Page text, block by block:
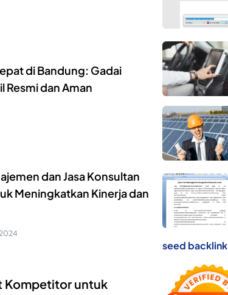
di Bandung: Gadai
Resmi dan Aman
dan Jasa Konsultan
Meningkatkan Kinerja dan
Kompetitor untuk
seed backlink